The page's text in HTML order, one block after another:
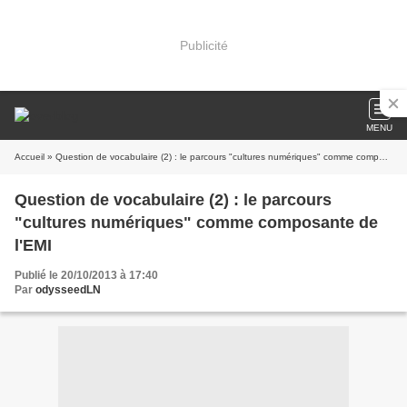
Publicité
MENU
Accueil » Question de vocabulaire (2) : le parcours "cultures numériques" comme composante de l'EMI
Question de vocabulaire (2) : le parcours
"cultures numériques" comme composante de
l'EMI
Publié le 20/10/2013 à 17:40
Par odysseedLN